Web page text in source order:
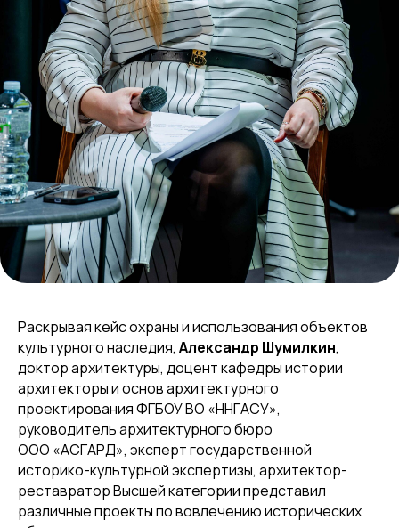
Раскрывая кейс охраны и использования объектов
культурного наследия, Александр Шумилкин,
доктор архитектуры, доцент кафедры истории
архитекторы и основ архитектурного
проектирования ФГБОУ ВО «ННГАСУ»,
руководитель архитектурного бюро
ООО «АСГАРД», эксперт государственной
историко-культурной экспертизы, архитектор-
реставратор Высшей категории представил
различные проекты по вовлечению исторических